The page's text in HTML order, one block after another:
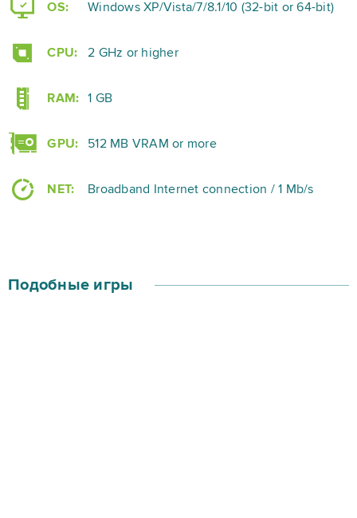
OS: Windows XP/Vista/7/8.1/10 (32-bit or 64-bit)
CPU: 2 GHz or higher
RAM: 1 GB
GPU: 512 MB VRAM or more
NET: Broadband Internet connection / 1 Mb/s
Подобные игры